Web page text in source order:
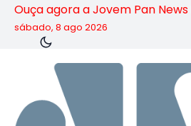
Ouça agora a Jovem Pan News
sábado, 8 ago 2026